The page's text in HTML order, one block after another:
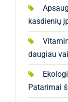
kasdienių
daugiau
Patarimai